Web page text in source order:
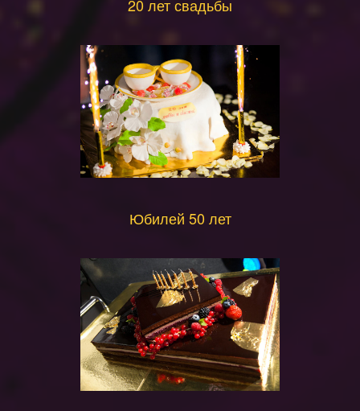
20 лет свадьбы
Юбилей 50 лет